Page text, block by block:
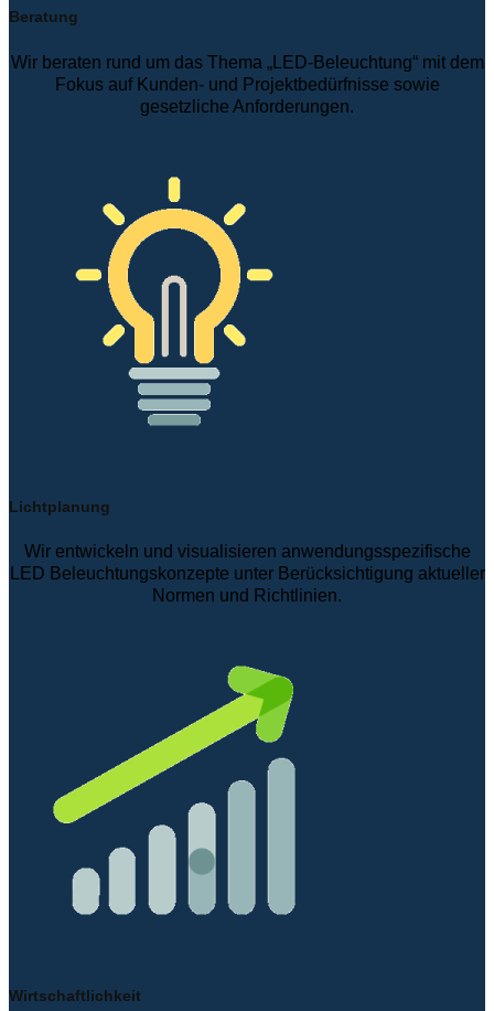
Beratung
Wir beraten rund um das Thema „LED-Beleuchtung“ mit dem
Fokus auf Kunden- und Projektbedürfnisse sowie
gesetzliche Anforderungen.
Lichtplanung
Wir entwickeln und visualisieren anwendungsspezifische
LED Beleuchtungskonzepte unter Berücksichtigung aktueller
Normen und Richtlinien.
Wirtschaftlichkeit